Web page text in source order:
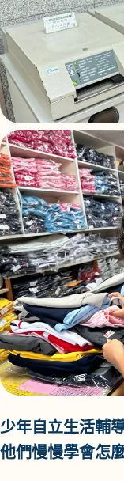
少年自立生活輔
他們慢慢學會怎